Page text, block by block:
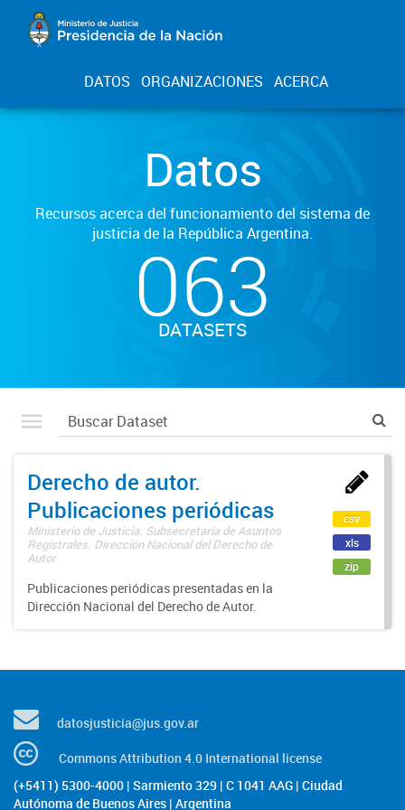
DATOS ORGANIZACIONES ACERCA
Datos
Recursos acerca del funcionamiento del sistema de
justicia de la República Argentina.
063
DATASETS
Derecho de autor.
Publicaciones periódicas
Ministerio de Justicia. Subsecretaría de Asuntos
Registrales. Dirección Nacional del Derecho de
Autor
Publicaciones periódicas presentadas en la
Dirección Nacional del Derecho de Autor.
csv
xls
zip
datosjusticia@jus.gov.ar
Commons Attribution 4.0 International license
(+5411) 5300-4000 | Sarmiento 329 | C 1041 AAG | Ciudad
Autónoma de Buenos Aires | Argentina